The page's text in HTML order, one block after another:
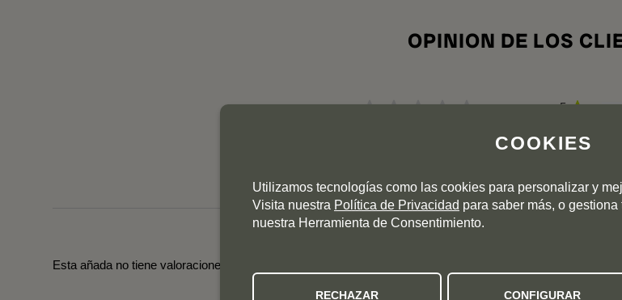
OPINION DE LOS
5
1
Esta añada no tiene valoraciones todavía. Pincha en las otras añadas para ver sus valoraciones.
COOKIES
Utilizamos tecnologías como las cookies para personalizar y
Visita nuestra Política de Privacidad para saber más, o
nuestra Herramienta de Consentimiento.
RECHAZAR CONFIGURAR